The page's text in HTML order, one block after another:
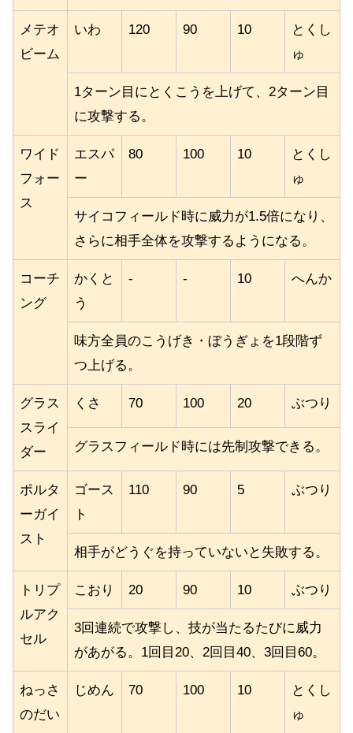
メテオ
ビーム
いわ 120 90 10
とくし
ゅ
1ターン目にとくこうを上げて、2ターン目
に攻撃する。
ワイド
フォー
ス
エスパ
ー
80 100 10
とくし
ゅ
サイコフィールド時に威力が1.5倍になり、
さらに相手全体を攻撃するようになる。
コーチ
ング
かくと
う
- - 10 へんか
味方全員のこうげき・ぼうぎょを1段階ず
つ上げる。
グラス
スライ
ダー
くさ 70 100 20 ぶつり
グラスフィールド時には先制攻撃できる。
ポルタ
ーガイ
スト
ゴース
ト
110 90 5 ぶつり
相手がどうぐを持っていないと失敗する。
トリプ
ルアク
セル
こおり 20 90 10 ぶつり
3回連続で攻撃し、技が当たるたびに威力
があがる。1回目20、2回目40、3回目60。
ねっさ
のだい
じめん 70 100 10
とくし
ゅ